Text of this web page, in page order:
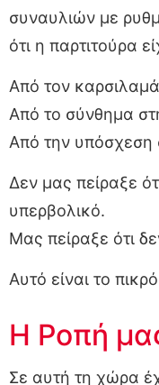
συναυλιών με
ότι η παρτιτούρα
Από τον
Από το σύνθημα
Από την υπόσχεση
Δεν μας πείραξε
υπερβολικό.
Μας πείραξε ότι
Αυτό είναι το
Η Ροπή
Σε αυτή τη χώρα